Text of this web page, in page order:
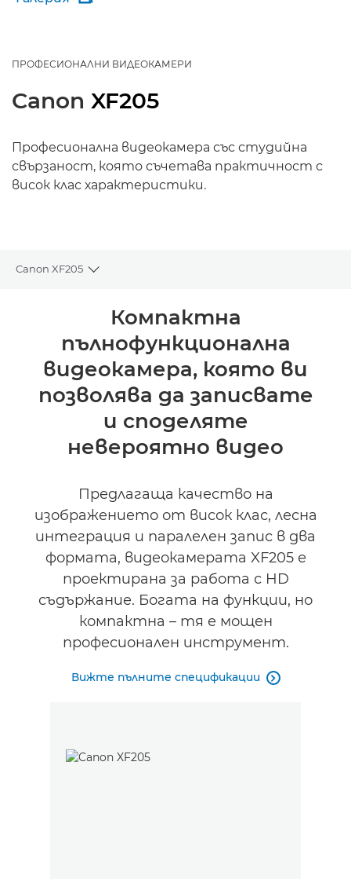
ПРОФЕСИОНАЛНИ ВИДЕОКАМЕРИ
Canon XF205
Професионална видеокамера със студийна
свързаност, която съчетава практичност с
висок клас характеристики.
Canon XF205
Toggle breadcrumbs
Спецификации
Поддръжка
Компактна
пълнофункционална
видеокамера, която ви
позволява да записвате
и споделяте
невероятно видео
Предлагаща качество на
изображението от висок клас, лесна
интеграция и паралелен запис в два
формата, видеокамерата XF205 е
проектирана за работа с HD
съдържание. Богата на функции, но
компактна – тя е мощен
професионален инструмент.
Вижте пълните спецификации 